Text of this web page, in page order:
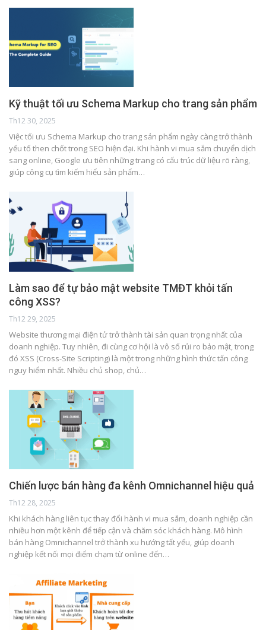
Kỹ thuật tối ưu Schema Markup cho trang sản phẩm
Th12 30, 2025
Việc tối ưu Schema Markup cho trang sản phẩm ngày càng trở thành
yếu tố then chốt trong SEO hiện đại. Khi hành vi mua sắm chuyển dịch
sang online, Google ưu tiên những trang có cấu trúc dữ liệu rõ ràng,
giúp công cụ tìm kiếm hiểu sản phẩm…
Làm sao để tự bảo mật website TMĐT khỏi tấn
công XSS?
Th12 29, 2025
Website thương mại điện tử trở thành tài sản quan trọng nhất của
doanh nghiệp. Tuy nhiên, đi cùng cơ hội là vô số rủi ro bảo mật, trong
đó XSS (Cross-Site Scripting) là một trong những hình thức tấn công
nguy hiểm nhất. Nhiều chủ shop, chủ…
Chiến lược bán hàng đa kênh Omnichannel hiệu quả
Th12 28, 2025
Khi khách hàng liên tục thay đổi hành vi mua sắm, doanh nghiệp cần
nhiều hơn một kênh để tiếp cận và chăm sóc khách hàng. Mô hình
bán hàng Omnichannel trở thành xu hướng tất yếu, giúp doanh
nghiệp kết nối mọi điểm chạm từ online đến…